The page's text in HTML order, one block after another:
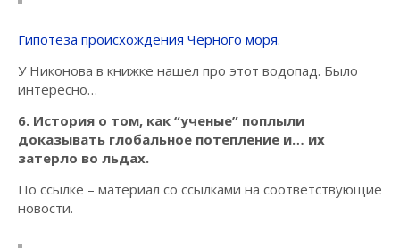
Гипотеза происхождения Черного моря.
У Никонова в книжке нашел про этот водопад. Было
интересно…
6. История о том, как “ученые” поплыли
доказывать глобальное потепление и… их
затерло во льдах.
По ссылке – материал со ссылками на соответствующие
новости.